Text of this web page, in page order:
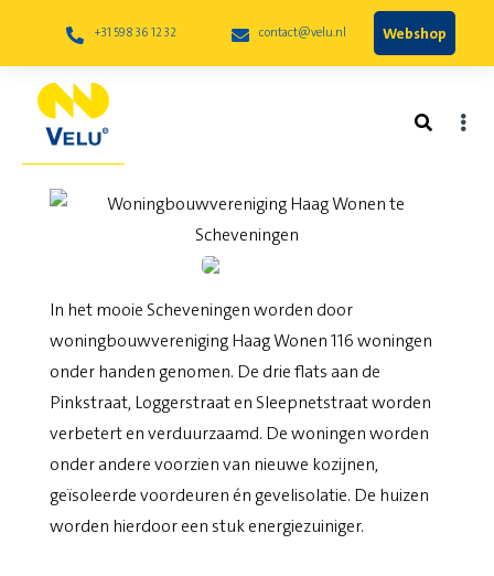
+31 598 36 12 32 contact@velu.nl Webshop
Woningbouwvereniging Haag
Wonen te Scheveningen
In het mooie Scheveningen worden door
woningbouwvereniging Haag Wonen 116 woningen
onder handen genomen. De drie flats aan de
Pinkstraat, Loggerstraat en Sleepnetstraat worden
verbetert en verduurzaamd. De woningen worden
onder andere voorzien van nieuwe kozijnen,
geïsoleerde voordeuren én gevelisolatie. De huizen
worden hierdoor een stuk energiezuiniger.